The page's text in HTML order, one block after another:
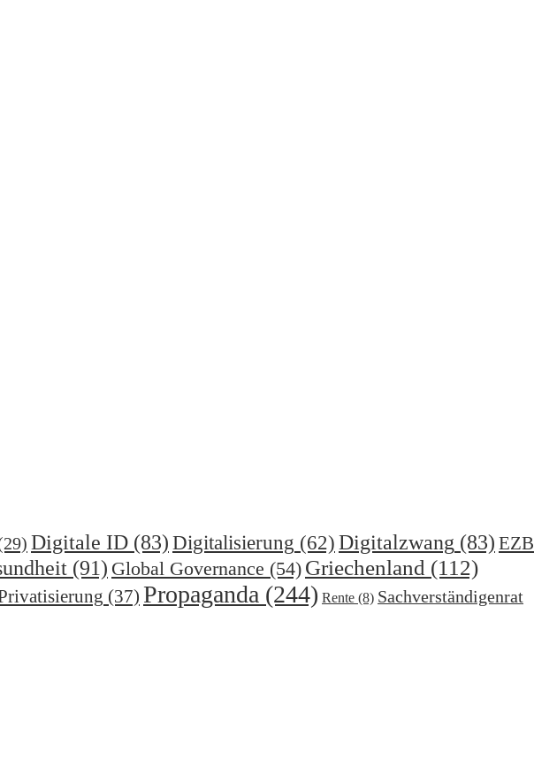
Digitale ID (83) Digitalisierung (62) Digitalzwang (83) EZB
(91) Global Governance (54) Griechenland (112)
(37) Propaganda (244) Rente (8) Sachverständigenrat